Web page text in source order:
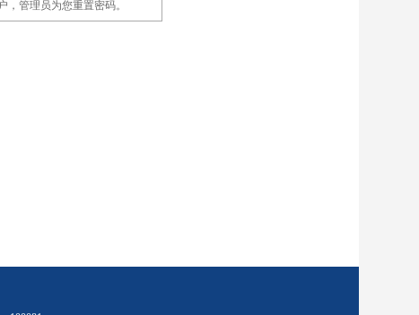
，管理员为您重置密码。